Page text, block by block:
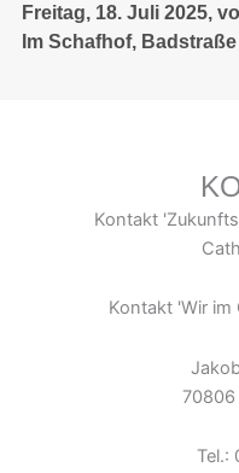
Freitag, 18. Juli 2025,
Im Schafhof,
Kontakt
Kontakt 'Wir im
Tel.: